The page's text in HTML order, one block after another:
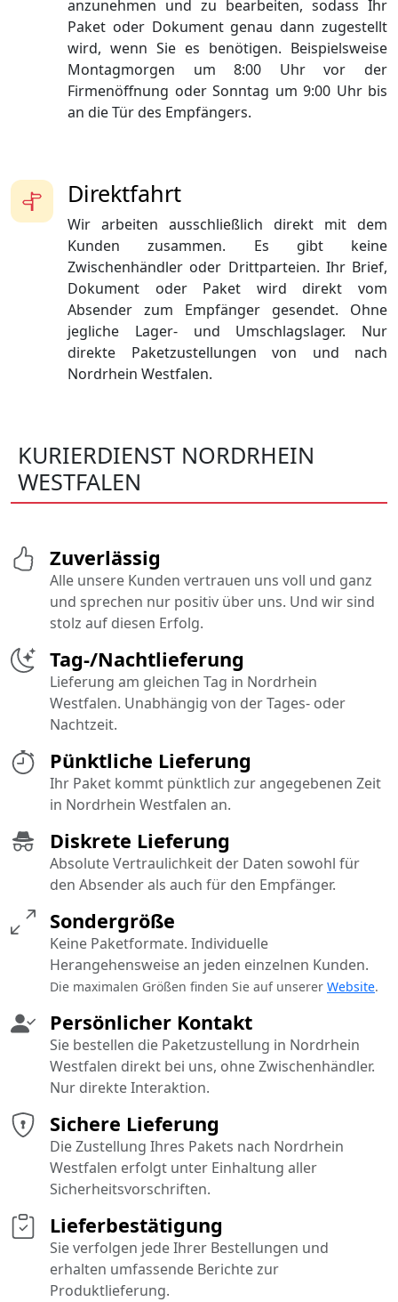
Direktfahrt
Wir arbeiten ausschließlich direkt mit dem
Kunden zusammen. Es gibt keine
Zwischenhändler oder Drittparteien. Ihr Brief,
Dokument oder Paket wird direkt vom
Absender zum Empfänger gesendet. Ohne
jegliche Lager- und Umschlagslager. Nur
direkte Paketzustellungen von und nach
Nordrhein Westfalen.
anzunehmen und zu bearbeiten, sodass Ihr
Paket oder Dokument genau dann zugestellt
wird, wenn Sie es benötigen. Beispielsweise
Montagmorgen um 8:00 Uhr vor der
Firmenöffnung oder Sonntag um 9:00 Uhr bis
an die Tür des Empfängers.
KURIERDIENST NORDRHEIN
WESTFALEN
Pünktliche Lieferung
Ihr Paket kommt pünktlich zur angegebenen Zeit
in Nordrhein Westfalen an.
Sichere Lieferung
Die Zustellung Ihres Pakets nach Nordrhein
Westfalen erfolgt unter Einhaltung aller
Sicherheitsvorschriften.
Diskrete Lieferung
Absolute Vertraulichkeit der Daten sowohl für
den Absender als auch für den Empfänger.
Tag-/Nachtlieferung
Lieferung am gleichen Tag in Nordrhein
Westfalen. Unabhängig von der Tages- oder
Nachtzeit.
Persönlicher Kontakt
Sie bestellen die Paketzustellung in Nordrhein
Westfalen direkt bei uns, ohne Zwischenhändler.
Nur direkte Interaktion.
Sondergröße
Keine Paketformate. Individuelle
Herangehensweise an jeden einzelnen Kunden.
Die maximalen Größen finden Sie auf unserer Website.
Lieferbestätigung
Sie verfolgen jede Ihrer Bestellungen und
erhalten umfassende Berichte zur
Produktlieferung.
Zuverlässig
Alle unsere Kunden vertrauen uns voll und ganz
und sprechen nur positiv über uns. Und wir sind
stolz auf diesen Erfolg.